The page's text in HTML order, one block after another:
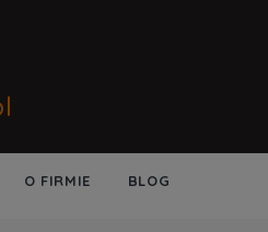
O FIRMIE BLOG